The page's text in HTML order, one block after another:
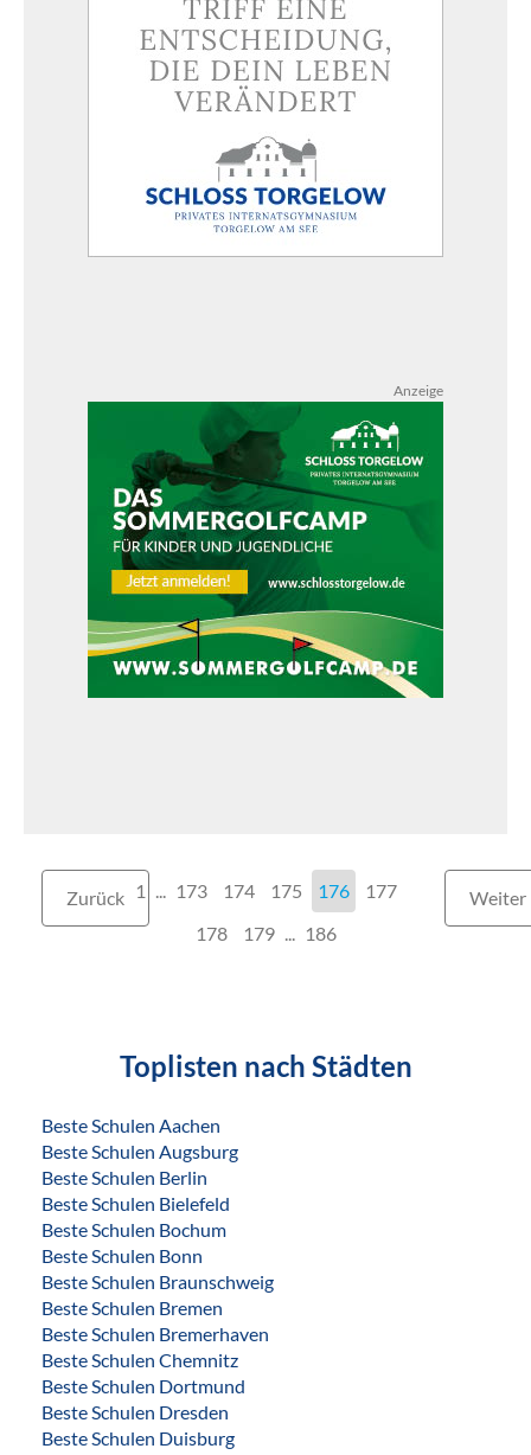
Anzeige
Zurück 1 173 174 175 176
177
178
179 186
Weiter
Toplisten nach Städten
Beste Schulen Aachen
Beste Schulen Augsburg
Beste Schulen Berlin
Beste Schulen Bielefeld
Beste Schulen Bochum
Beste Schulen Bonn
Beste Schulen Braunschweig
Beste Schulen Bremen
Beste Schulen Bremerhaven
Beste Schulen Chemnitz
Beste Schulen Dortmund
Beste Schulen Dresden
Beste Schulen Duisburg